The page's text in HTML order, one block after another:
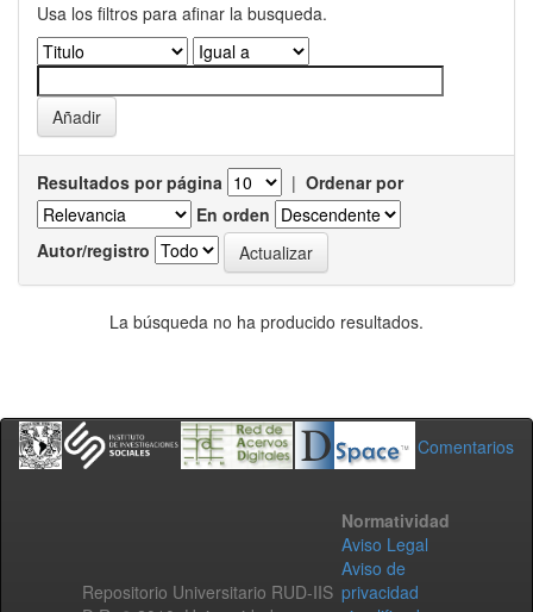
Usa los filtros para afinar la busqueda.
Resultados por página | Ordenar por
En orden
Autor/registro
La búsqueda no ha producido resultados.
Comentarios
Repositorio Universitario RUD-IIS
Normatividad
Aviso Legal
Aviso de
privacidad